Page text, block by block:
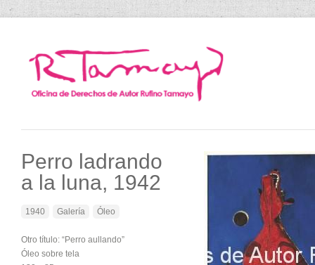
Perro ladrando
a la luna, 1942
1940 Galería Óleo
Otro título: “Perro aullando”
Óleo sobre tela